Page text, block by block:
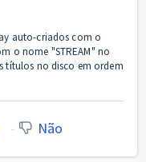
auto-criados com o
o nome "STREAM" no
títulos no disco em ordem
Não